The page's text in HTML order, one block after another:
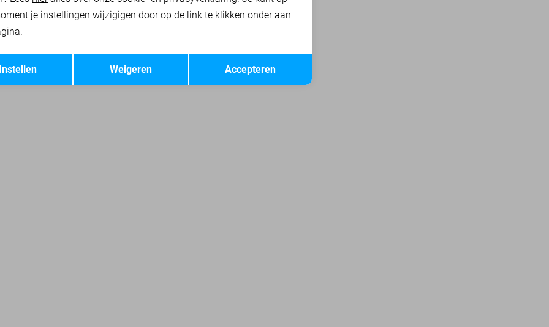
Terug Opslaan
je instellingen wijzigigen door op de link te klikken onder aan
Accepteren
Weigeren